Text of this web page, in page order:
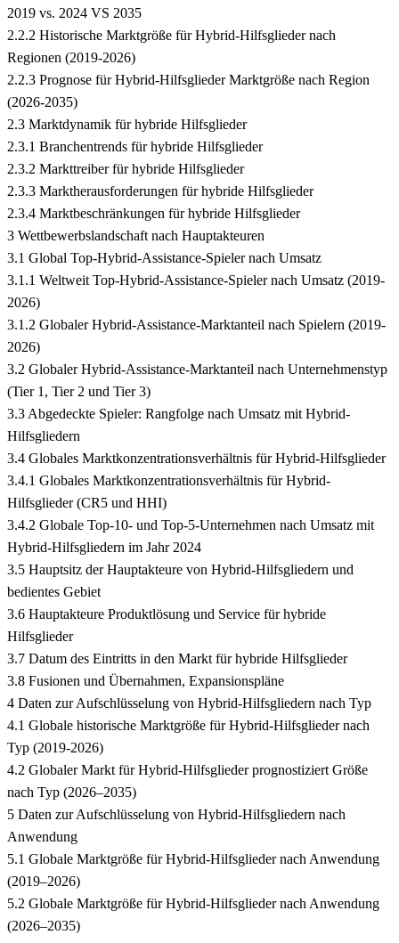
2019 vs. 2024 VS 2035
2.2.2 Historische Marktgröße für Hybrid-Hilfsglieder nach
Regionen (2019-2026)
2.2.3 Prognose für Hybrid-Hilfsglieder Marktgröße nach Region
(2026-2035)
2.3 Marktdynamik für hybride Hilfsglieder
2.3.1 Branchentrends für hybride Hilfsglieder
2.3.2 Markttreiber für hybride Hilfsglieder
2.3.3 Marktherausforderungen für hybride Hilfsglieder
2.3.4 Marktbeschränkungen für hybride Hilfsglieder
3 Wettbewerbslandschaft nach Hauptakteuren
3.1 Global Top-Hybrid-Assistance-Spieler nach Umsatz
3.1.1 Weltweit Top-Hybrid-Assistance-Spieler nach Umsatz (2019-
2026)
3.1.2 Globaler Hybrid-Assistance-Marktanteil nach Spielern (2019-
2026)
3.2 Globaler Hybrid-Assistance-Marktanteil nach Unternehmenstyp
(Tier 1, Tier 2 und Tier 3)
3.3 Abgedeckte Spieler: Rangfolge nach Umsatz mit Hybrid-
Hilfsgliedern
3.4 Globales Marktkonzentrationsverhältnis für Hybrid-Hilfsglieder
3.4.1 Globales Marktkonzentrationsverhältnis für Hybrid-
Hilfsglieder (CR5 und HHI)
3.4.2 Globale Top-10- und Top-5-Unternehmen nach Umsatz mit
Hybrid-Hilfsgliedern im Jahr 2024
3.5 Hauptsitz der Hauptakteure von Hybrid-Hilfsgliedern und
bedientes Gebiet
3.6 Hauptakteure Produktlösung und Service für hybride
Hilfsglieder
3.7 Datum des Eintritts in den Markt für hybride Hilfsglieder
3.8 Fusionen und Übernahmen, Expansionspläne
4 Daten zur Aufschlüsselung von Hybrid-Hilfsgliedern nach Typ
4.1 Globale historische Marktgröße für Hybrid-Hilfsglieder nach
Typ (2019-2026)
4.2 Globaler Markt für Hybrid-Hilfsglieder prognostiziert Größe
nach Typ (2026–2035)
5 Daten zur Aufschlüsselung von Hybrid-Hilfsgliedern nach
Anwendung
5.1 Globale Marktgröße für Hybrid-Hilfsglieder nach Anwendung
(2019–2026)
5.2 Globale Marktgröße für Hybrid-Hilfsglieder nach Anwendung
(2026–2035)